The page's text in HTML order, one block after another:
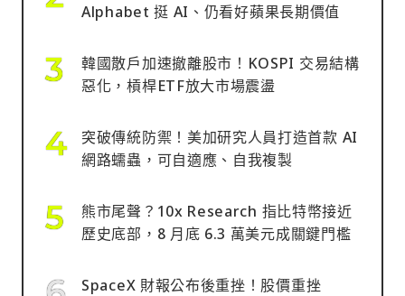
Alphabet 挺 AI、仍看好蘋果長期價值
韓國散戶加速撤離股市！KOSPI 交易結構
惡化，槓桿ETF放大市場震盪
突破傳統防禦！美加研究人員打造首款 AI
網路蠕蟲，可自適應、自我複製
熊市尾聲？10x Research 指比特幣接近
歷史底部，8 月底 6.3 萬美元成關鍵門檻
SpaceX 財報公布後重挫！股價重挫